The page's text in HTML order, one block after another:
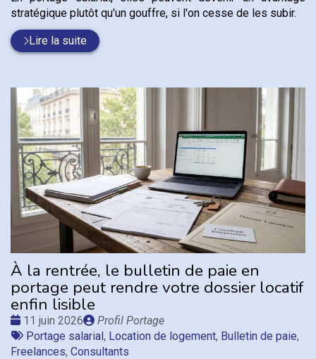
stratégique plutôt qu'un gouffre, si l'on cesse de les subir.
Lire la suite
À la rentrée, le bulletin de paie en
portage peut rendre votre dossier locatif
enfin lisible
Date
:
11 juin 2026
Publié
par
Profil Portage
Tags
:
Portage salarial, Location de logement, Bulletin de paie,
Freelances, Consultants